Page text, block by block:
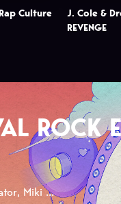
Culture
J. Cole &
REVENGE
ROCK
Miki ...